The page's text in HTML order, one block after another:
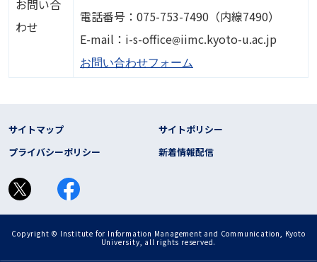
お問い合
わせ
電話番号：075-753-7490（内線7490）
E-mail：i-s-office画像iimc.kyoto-u.ac.jp
お問い合わせフォーム
フッター リンク
サイトマップ
サイトポリシー
プライバシーポリシー
新着情報配信
Copyright © Institute for Information Management and Communication, Kyoto
University, all rights reserved.